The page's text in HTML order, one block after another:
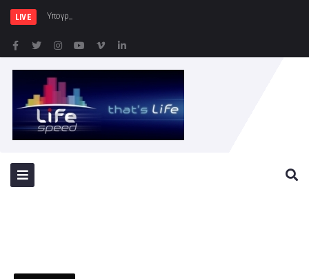
LIVE Υπογραφή Κοινού Σχεδίου Δράσ